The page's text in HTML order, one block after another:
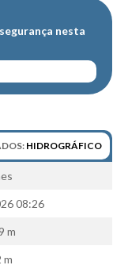
segurança nesta
HIDROGRÁFICO
08:26
m
m